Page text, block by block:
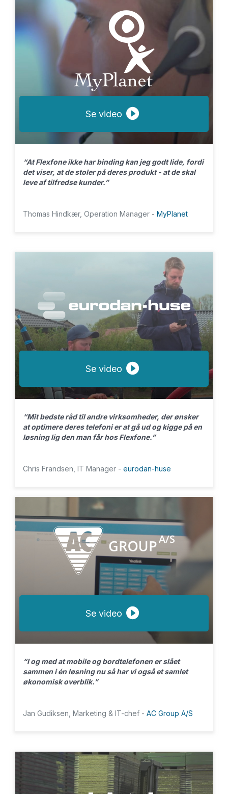
Se video
“At Flexfone ikke har binding kan jeg godt lide, fordi
det viser, at de stoler på deres produkt - at de skal
leve af tilfredse kunder.”
Thomas Hindkær, Operation Manager - MyPlanet
Se video
“Mit bedste råd til andre virksomheder, der ønsker
at optimere deres telefoni er at gå ud og kigge på en
løsning lig den man får hos Flexfone.”
Chris Frandsen, IT Manager - eurodan-huse
Se video
“I og med at mobile og bordtelefonen er slået
sammen i én løsning nu så har vi også et samlet
økonomisk overblik.”
Jan Gudiksen, Marketing & IT-chef - AC Group A/S